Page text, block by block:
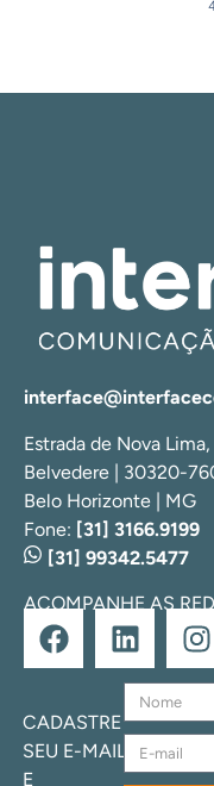
Estrada de Nova
Belvedere | 30320-
Belo Horizonte | MG
Fone: [31] 3166.9199
[31] 99342.5477
ACOMPANHE AS
CADASTRE
SEU E-MAIL
E